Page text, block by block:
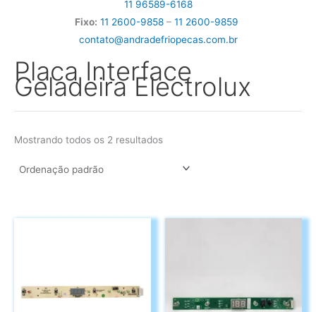
11 96589-6168
Fixo: 11 2600-9858 – 11 2600-9859
contato@andradefriopecas.com.br
Placa Interface
Geladeira Electrolux
Mostrando todos os 2 resultados